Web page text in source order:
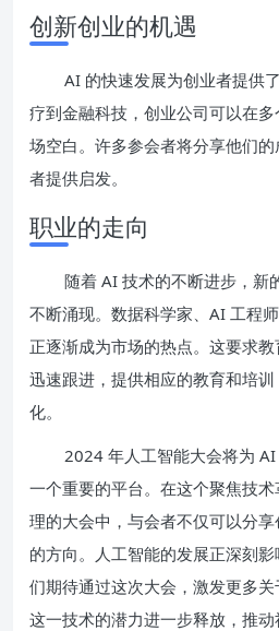
创新创业的机遇
AI 的快速发展为创业者提供
疗到金融科技，创业公司可以在
场空白。许多参会者将分享他们
者提供启发。
职业的走向
随着 AI 技术的不断进步，新
不断涌现。数据科学家、AI 工程
正逐渐成为市场的热点。这要求
迅速跟进，提供相应的教育和培
化。
2024 年人工智能大会将为
一个重要的平台。在这个聚焦技
理的大会中，与会者不仅可以分
的方向。人工智能的发展正深刻
们期待通过这次大会，激发更多
这一技术的潜力进一步释放，推动